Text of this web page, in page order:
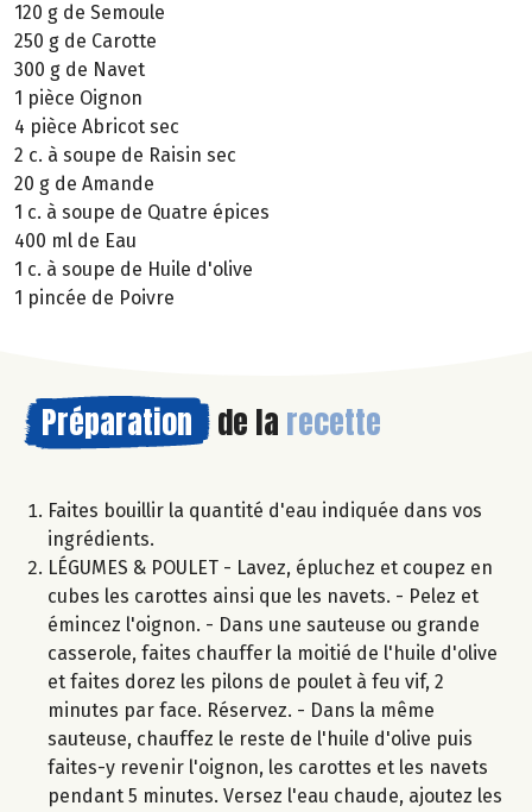
120 g de Semoule
250 g de Carotte
300 g de Navet
1 pièce Oignon
4 pièce Abricot sec
2 c. à soupe de Raisin sec
20 g de Amande
1 c. à soupe de Quatre épices
400 ml de Eau
1 c. à soupe de Huile d'olive
1 pincée de Poivre
Préparation de la recette
Faites bouillir la quantité d'eau indiquée dans vos
ingrédients.
LÉGUMES & POULET - Lavez, épluchez et coupez en
cubes les carottes ainsi que les navets. - Pelez et
émincez l'oignon. - Dans une sauteuse ou grande
casserole, faites chauffer la moitié de l'huile d'olive
et faites dorez les pilons de poulet à feu vif, 2
minutes par face. Réservez. - Dans la même
sauteuse, chauffez le reste de l'huile d'olive puis
faites-y revenir l'oignon, les carottes et les navets
pendant 5 minutes. Versez l'eau chaude, ajoutez les